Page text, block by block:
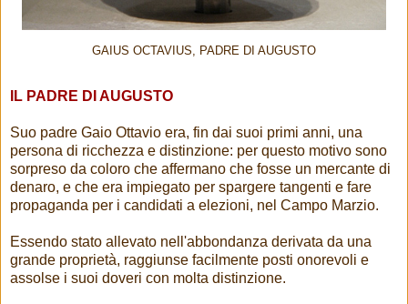
GAIUS OCTAVIUS, PADRE DI AUGUSTO
IL PADRE DI AUGUSTO
Suo padre Gaio Ottavio era, fin dai suoi primi anni, una
persona di ricchezza e distinzione: per questo motivo sono
sorpreso da coloro che affermano che fosse un mercante di
denaro, e che era impiegato per spargere tangenti e fare
propaganda per i candidati a elezioni, nel Campo Marzio.
Essendo stato allevato nell'abbondanza derivata da una
grande proprietà, raggiunse facilmente posti onorevoli e
assolse i suoi doveri con molta distinzione.